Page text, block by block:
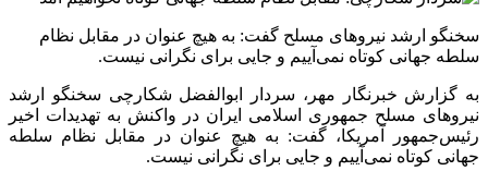
سخنگو ارشد نیروهای مسلح گفت: به هیچ عنوان در مقابل نظام
سلطه جهانی کوتاه نمی‌آییم و جایی برای نگرانی نیست.
به گزارش خبرنگار مهر، سردار ابوالفضل شکارچی سخنگو ارشد
نیروهای مسلح جمهوری اسلامی ایران در واکنش به تهدیدات اخیر
رئیس‌جمهور آمریکا، گفت: به هیچ عنوان در مقابل نظام سلطه
جهانی کوتاه نمی‌آییم و جایی برای نگرانی نیست.